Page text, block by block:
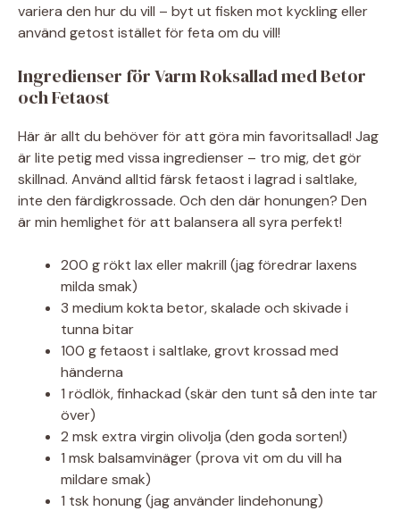
variera den hur du vill – byt ut fisken mot kyckling eller
använd getost istället för feta om du vill!
Ingredienser för Varm Roksallad med Betor
och Fetaost
Här är allt du behöver för att göra min favoritsallad! Jag
är lite petig med vissa ingredienser – tro mig, det gör
skillnad. Använd alltid färsk fetaost i lagrad i saltlake,
inte den färdigkrossade. Och den där honungen? Den
är min hemlighet för att balansera all syra perfekt!
200 g rökt lax eller makrill (jag föredrar laxens
milda smak)
3 medium kokta betor, skalade och skivade i
tunna bitar
100 g fetaost i saltlake, grovt krossad med
händerna
1 rödlök, finhackad (skär den tunt så den inte tar
över)
2 msk extra virgin olivolja (den goda sorten!)
1 msk balsamvinäger (prova vit om du vill ha
mildare smak)
1 tsk honung (jag använder lindehonung)